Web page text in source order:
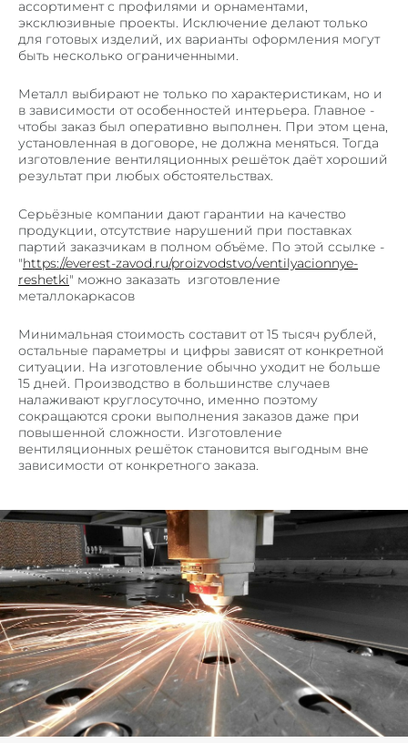
ассортимент с профилями и орнаментами,
эксклюзивные проекты. Исключение делают только
для готовых изделий, их варианты оформления могут
быть несколько ограниченными.
Металл выбирают не только по характеристикам, но и
в зависимости от особенностей интерьера. Главное -
чтобы заказ был оперативно выполнен. При этом цена,
установленная в договоре, не должна меняться. Тогда
изготовление вентиляционных решёток даёт хороший
результат при любых обстоятельствах.
Серьёзные компании дают гарантии на качество
продукции, отсутствие нарушений при поставках
партий заказчикам в полном объёме. По этой ссылке -
"https://everest-zavod.ru/proizvodstvo/ventilyacionnye-
reshetki" можно заказать изготовление
металлокаркасов
Минимальная стоимость составит от 15 тысяч рублей,
остальные параметры и цифры зависят от конкретной
ситуации. На изготовление обычно уходит не больше
15 дней. Производство в большинстве случаев
налаживают круглосуточно, именно поэтому
сокращаются сроки выполнения заказов даже при
повышенной сложности. Изготовление
вентиляционных решёток становится выгодным вне
зависимости от конкретного заказа.